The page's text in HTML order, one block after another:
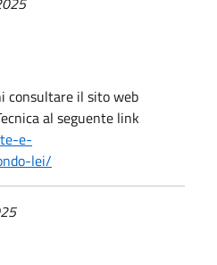
consultare il sito web
al seguente link
e-
lei/